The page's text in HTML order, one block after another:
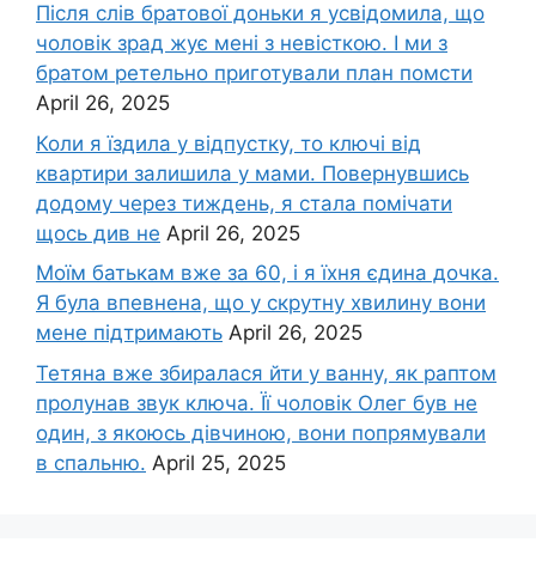
Після слів братової доньки я усвідомила, що
чоловік зpад жує мені з невісткою. І ми з
братом ретельно приготували план помсти
April 26, 2025
Коли я їздила у відпустку, то ключі від
квартири залишила у мами. Повернувшись
додому через тиждень, я стала помічати
щось див не April 26, 2025
Моїм батькам вже за 60, і я їхня єдина дочка.
Я була впевнена, що у скрутну хвилину вони
мене підтримають April 26, 2025
Тетяна вже збиралася йти у ванну, як раптом
пролунав звук ключа. Її чоловік Олег був не
один, з якоюсь дівчиною, вони попрямували
в спальню. April 25, 2025